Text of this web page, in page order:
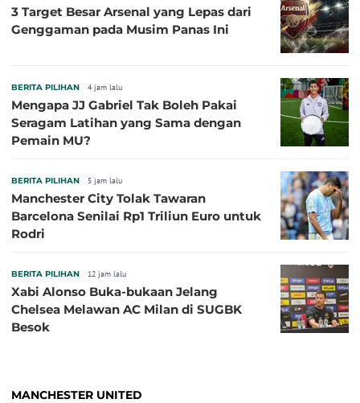
3 Target Besar Arsenal yang Lepas dari
Genggaman pada Musim Panas Ini
BERITA PILIHAN 4 jam lalu
Mengapa JJ Gabriel Tak Boleh Pakai
Seragam Latihan yang Sama dengan
Pemain MU?
BERITA PILIHAN 5 jam lalu
Manchester City Tolak Tawaran
Barcelona Senilai Rp1 Triliun Euro untuk
Rodri
BERITA PILIHAN 12 jam lalu
Xabi Alonso Buka-bukaan Jelang
Chelsea Melawan AC Milan di SUGBK
Besok
MANCHESTER UNITED